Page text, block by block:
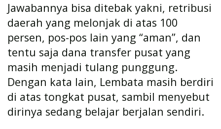
Jawabannya bisa ditebak yakni, retribusi
daerah yang melonjak di atas 100
persen, pos-pos lain yang “aman”, dan
tentu saja dana transfer pusat yang
masih menjadi tulang punggung.
Dengan kata lain, Lembata masih berdiri
di atas tongkat pusat, sambil menyebut
dirinya sedang belajar berjalan sendiri.